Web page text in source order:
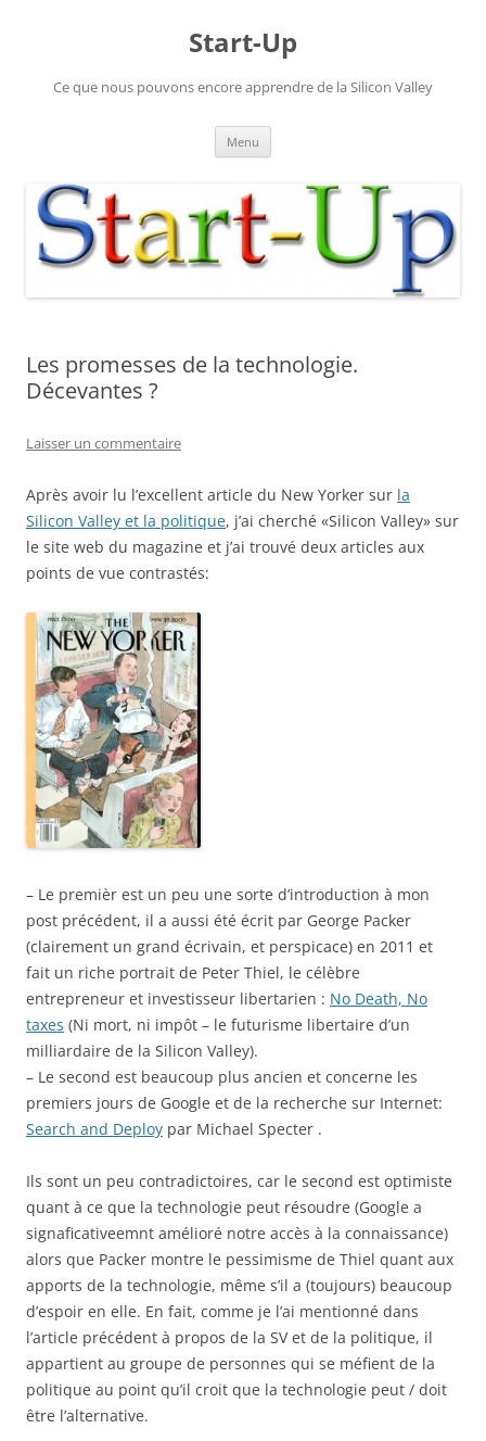
Start-Up
Ce que nous pouvons encore apprendre de la Silicon Valley
Menu
Les promesses de la technologie.
Décevantes ?
Laisser un commentaire
Après avoir lu l’excellent article du New Yorker sur la
Silicon Valley et la politique, j’ai cherché «Silicon Valley» sur
le site web du magazine et j’ai trouvé deux articles aux
points de vue contrastés:
– Le premièr est un peu une sorte d’introduction à mon
post précédent, il a aussi été écrit par George Packer
(clairement un grand écrivain, et perspicace) en 2011 et
fait un riche portrait de Peter Thiel, le célèbre
entrepreneur et investisseur libertarien : No Death, No
taxes (Ni mort, ni impôt – le futurisme libertaire d’un
milliardaire de la Silicon Valley).
– Le second est beaucoup plus ancien et concerne les
premiers jours de Google et de la recherche sur Internet:
Search and Deploy par Michael Specter .
Ils sont un peu contradictoires, car le second est optimiste
quant à ce que la technologie peut résoudre (Google a
signaficativeemnt amélioré notre accès à la connaissance)
alors que Packer montre le pessimisme de Thiel quant aux
apports de la technologie, même s’il a (toujours) beaucoup
d’espoir en elle. En fait, comme je l’ai mentionné dans
l’article précédent à propos de la SV et de la politique, il
appartient au groupe de personnes qui se méfient de la
politique au point qu’il croit que la technologie peut / doit
être l’alternative.